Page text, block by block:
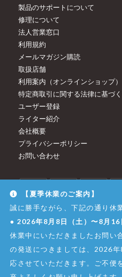
製品のサポートについて
修理について
法人営業窓口
利用規約
メールマガジン購読
取扱店舗
利用案内（オンラインショップ）
特定商取引に関する法律に基づ
ユーザー登録
ライター紹介
会社概要
プライバシーポリシー
お問い合わせ
【夏季休業のご案内】
誠に勝手ながら、下記の通り休
● 2026年8月8日（土）〜8月16
休業中にいただきましたお問い
の発送につきましては、2026
応させていただきます。ご不便